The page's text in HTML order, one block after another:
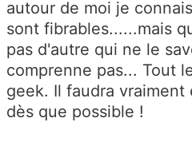
autour de moi je
sont fibrables......mais
pas d'autre qui ne le
comprenne pas... Tout
geek. Il faudra
dès que possible !